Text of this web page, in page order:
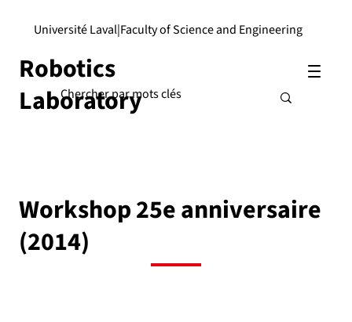
Robotics
Laboratory
|
Université Laval Faculty of Science and Engineering
Workshop 25e anniversaire
(2014)